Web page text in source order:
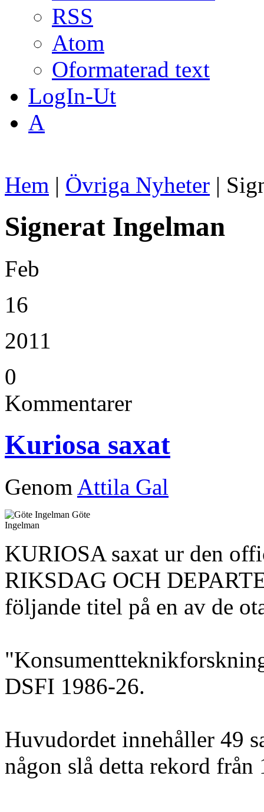
RSS
Atom
Oformaterad text
LogIn-Ut
A
Hem | Övriga Nyheter |
Signerat Ingelman
Feb
16
2011
0
Kommentarer
Kuriosa saxat
Genom Attila Gal
Göte
Ingelman
KURIOSA saxat ur den
RIKSDAG OCH
följande titel på en av de
DSFI 1986-26.
Huvudordet innehåller 49
någon slå detta rekord